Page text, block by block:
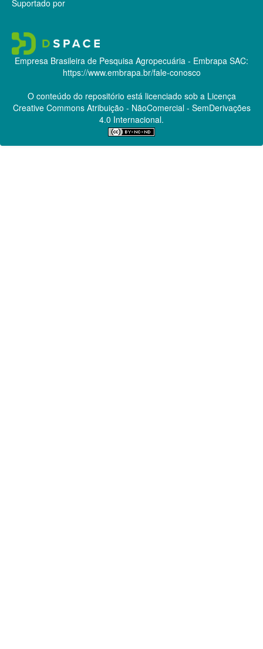
Suportado por
Empresa Brasileira de Pesquisa Agropecuária - Embrapa SAC:
https://www.embrapa.br/fale-conosco
O conteúdo do repositório está licenciado sob a Licença
Creative CommonsAtribuição - NãoComercial - SemDerivações
4.0 Internacional.